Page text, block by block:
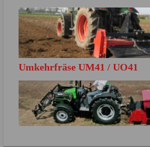
Direkt zur Produktbroschüre
MEHR ERFAHREN
Direkt zur Produktbroschüre
Umkehrfräse UM41 / UO41